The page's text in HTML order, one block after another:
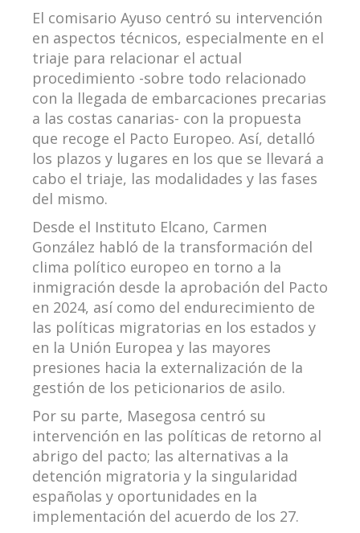
El comisario Ayuso centró su intervención
en aspectos técnicos, especialmente en el
triaje para relacionar el actual
procedimiento -sobre todo relacionado
con la llegada de embarcaciones precarias
a las costas canarias- con la propuesta
que recoge el Pacto Europeo. Así, detalló
los plazos y lugares en los que se llevará a
cabo el triaje, las modalidades y las fases
del mismo.
Desde el Instituto Elcano, Carmen
González habló de la transformación del
clima político europeo en torno a la
inmigración desde la aprobación del Pacto
en 2024, así como del endurecimiento de
las políticas migratorias en los estados y
en la Unión Europea y las mayores
presiones hacia la externalización de la
gestión de los peticionarios de asilo.
Por su parte, Masegosa centró su
intervención en las políticas de retorno al
abrigo del pacto; las alternativas a la
detención migratoria y la singularidad
españolas y oportunidades en la
implementación del acuerdo de los 27.